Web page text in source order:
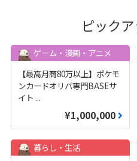
ピック
ゲーム・漫画・アニメ
【最高月商80万以上】ポケモ
ンカードオリパ専門BASEサ
イト ...
¥1,000,000
暮らし・生活